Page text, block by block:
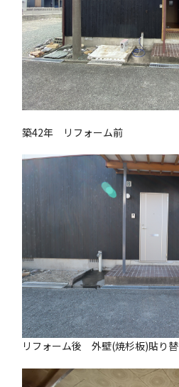
築42年 リフォーム前
リフォーム後 外壁(焼杉板)貼り